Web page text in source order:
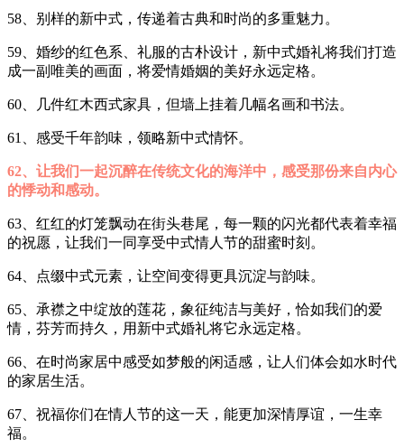
58、别样的新中式，传递着古典和时尚的多重魅力。
59、婚纱的红色系、礼服的古朴设计，新中式婚礼将我们打造
成一副唯美的画面，将爱情婚姻的美好永远定格。
60、几件红木西式家具，但墙上挂着几幅名画和书法。
61、感受千年韵味，领略新中式情怀。
62、让我们一起沉醉在传统文化的海洋中，感受那份来自内心
的悸动和感动。
63、红红的灯笼飘动在街头巷尾，每一颗的闪光都代表着幸福
的祝愿，让我们一同享受中式情人节的甜蜜时刻。
64、点缀中式元素，让空间变得更具沉淀与韵味。
65、承襟之中绽放的莲花，象征纯洁与美好，恰如我们的爱
情，芬芳而持久，用新中式婚礼将它永远定格。
66、在时尚家居中感受如梦般的闲适感，让人们体会如水时代
的家居生活。
67、祝福你们在情人节的这一天，能更加深情厚谊，一生幸
福。